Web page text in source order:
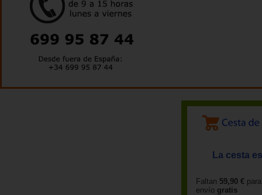
La cesta
Faltan 59,90 €
envío gratis